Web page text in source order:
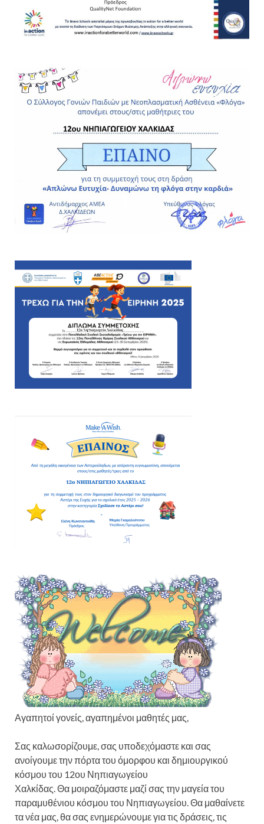
Αγαπητοί γονείς, αγαπημένοι μαθητές μας,
Σας καλωσορίζουμε, σας υποδεχόμαστε και σας
ανοίγουμε την πόρτα του όμορφου και δημιουργικού
κόσμου του 12ου Νηπιαγωγείου
Χαλκίδας. Θα μοιραζόμαστε μαζί σας την μαγεία του
παραμυθένιου κόσμου του Νηπιαγωγείου. Θα μαθαίνετε
τα νέα μας, θα σας ενημερώνουμε για τις δράσεις, τις